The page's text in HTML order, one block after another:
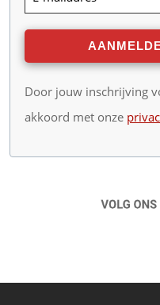
Door jouw inschrijving
akkoord met onze